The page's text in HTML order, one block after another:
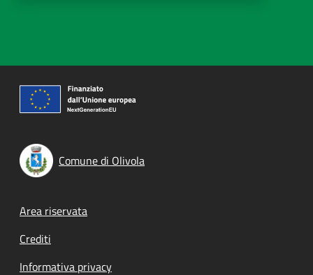
Comune di Olivola
Footer menu
Area riservata
Crediti
Informativa privacy